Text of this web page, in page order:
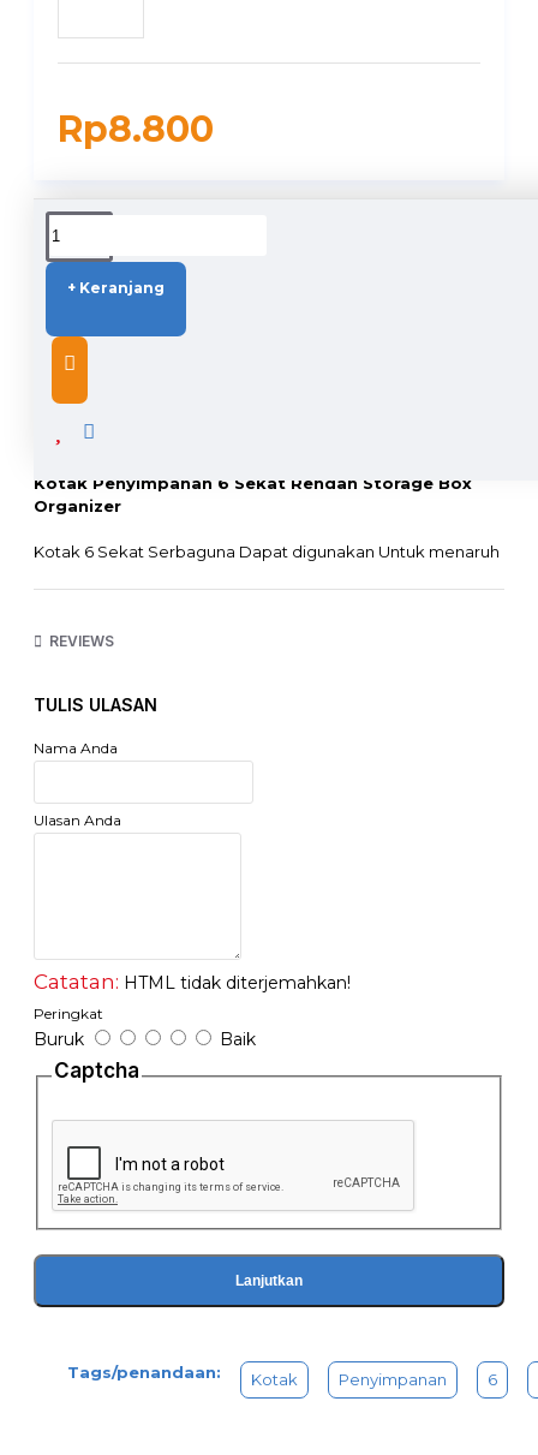
Rp8.800
+ Keranjang
DUKUNGAN PENGIRIMAN
DESCRIPTION
Kotak Penyimpanan 6 Sekat Rendah Storage Box
Organizer
Kotak 6 Sekat Serbaguna Dapat digunakan Untuk menaruh
Dimensi:
Bahan : Plastik kualitas bagus
REVIEWS
TULIS ULASAN
Nama Anda
Ulasan Anda
Catatan: HTML tidak diterjemahkan!
Peringkat
Buruk Baik
Captcha
Lanjutkan
Tags/penandaan: Kotak Penyimpanan 6